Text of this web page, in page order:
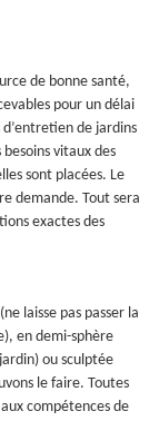
de bonne santé,
pour un délai
de jardins
vitaux des
sont placées. Le
demande. Tout sera
exactes des
laisse pas passer la
en demi-sphère
ou sculptée
le faire. Toutes
compétences de